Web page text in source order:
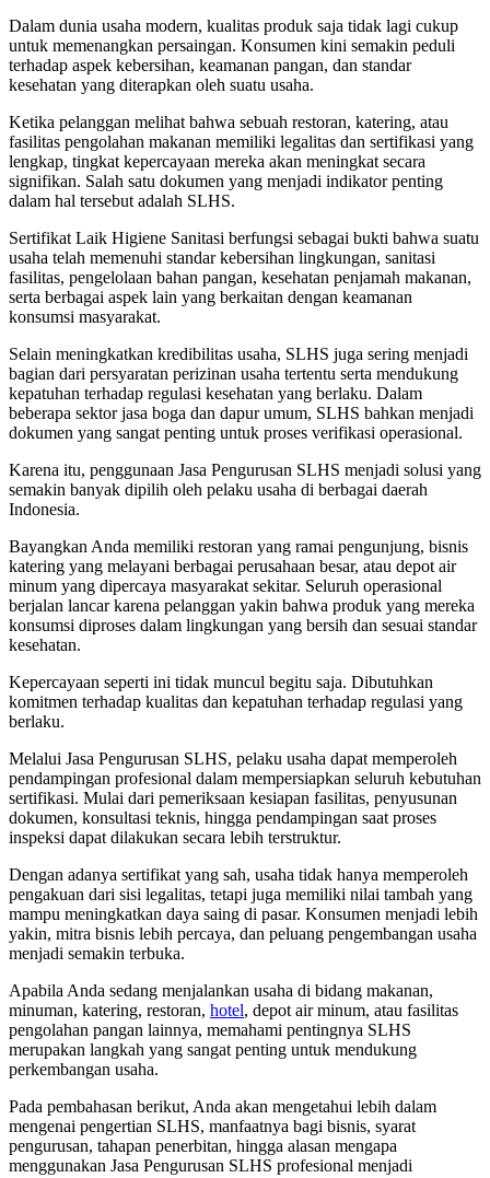
Dalam dunia usaha modern, kualitas produk saja tidak lagi cukup
untuk memenangkan persaingan. Konsumen kini semakin peduli
terhadap aspek kebersihan, keamanan pangan, dan standar
kesehatan yang diterapkan oleh suatu usaha.
Ketika pelanggan melihat bahwa sebuah restoran, katering, atau
fasilitas pengolahan makanan memiliki legalitas dan sertifikasi yang
lengkap, tingkat kepercayaan mereka akan meningkat secara
signifikan. Salah satu dokumen yang menjadi indikator penting
dalam hal tersebut adalah SLHS.
Sertifikat Laik Higiene Sanitasi berfungsi sebagai bukti bahwa suatu
usaha telah memenuhi standar kebersihan lingkungan, sanitasi
fasilitas, pengelolaan bahan pangan, kesehatan penjamah makanan,
serta berbagai aspek lain yang berkaitan dengan keamanan
konsumsi masyarakat.
Selain meningkatkan kredibilitas usaha, SLHS juga sering menjadi
bagian dari persyaratan perizinan usaha tertentu serta mendukung
kepatuhan terhadap regulasi kesehatan yang berlaku. Dalam
beberapa sektor jasa boga dan dapur umum, SLHS bahkan menjadi
dokumen yang sangat penting untuk proses verifikasi operasional.
Karena itu, penggunaan Jasa Pengurusan SLHS menjadi solusi yang
semakin banyak dipilih oleh pelaku usaha di berbagai daerah
Indonesia.
Bayangkan Anda memiliki restoran yang ramai pengunjung, bisnis
katering yang melayani berbagai perusahaan besar, atau depot air
minum yang dipercaya masyarakat sekitar. Seluruh operasional
berjalan lancar karena pelanggan yakin bahwa produk yang mereka
konsumsi diproses dalam lingkungan yang bersih dan sesuai standar
kesehatan.
Kepercayaan seperti ini tidak muncul begitu saja. Dibutuhkan
komitmen terhadap kualitas dan kepatuhan terhadap regulasi yang
berlaku.
Melalui Jasa Pengurusan SLHS, pelaku usaha dapat memperoleh
pendampingan profesional dalam mempersiapkan seluruh kebutuhan
sertifikasi. Mulai dari pemeriksaan kesiapan fasilitas, penyusunan
dokumen, konsultasi teknis, hingga pendampingan saat proses
inspeksi dapat dilakukan secara lebih terstruktur.
Dengan adanya sertifikat yang sah, usaha tidak hanya memperoleh
pengakuan dari sisi legalitas, tetapi juga memiliki nilai tambah yang
mampu meningkatkan daya saing di pasar. Konsumen menjadi lebih
yakin, mitra bisnis lebih percaya, dan peluang pengembangan usaha
menjadi semakin terbuka.
Apabila Anda sedang menjalankan usaha di bidang makanan,
minuman, katering, restoran, hotel, depot air minum, atau fasilitas
pengolahan pangan lainnya, memahami pentingnya SLHS
merupakan langkah yang sangat penting untuk mendukung
perkembangan usaha.
Pada pembahasan berikut, Anda akan mengetahui lebih dalam
mengenai pengertian SLHS, manfaatnya bagi bisnis, syarat
pengurusan, tahapan penerbitan, hingga alasan mengapa
menggunakan Jasa Pengurusan SLHS profesional menjadi